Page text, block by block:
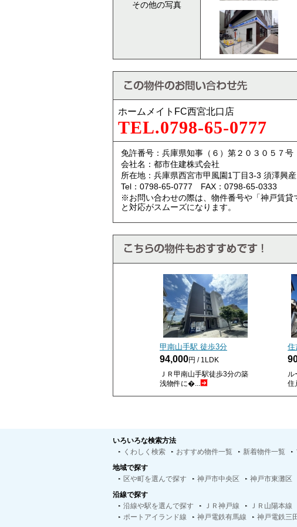
その他の写真
ホームメイトFC西宮北口店
TEL.0798-65-0777
免許番号：兵庫県知事（６）第２０３０５７号
会社名：都市住建株式会社
所在地：兵庫県西宮市甲風園1丁目3-3 須澤興
Tel：0798-65-0777 FAX：0798-65-0333
※お問い合わせの際は、物件番号や「神戸賃貸
と対応がスムーズになります。
甲南山手駅 徒歩3分
94,000円 / 1LDK
ＪＲ甲南山手駅徒歩3分の築
浅物件に�...
住
ル
住
いろいろな検索方法
くわしく検索
おすすめ物件一覧 新着物件一覧
地域で探す
区や町を選んで探す
神戸市中央区 神戸市東灘区
沿線で探す
沿線や駅を選んで探す
ＪＲ神戸線 ＪＲ山陽本線
ポートアイランド線
神戸電鉄有馬線 神戸電鉄三